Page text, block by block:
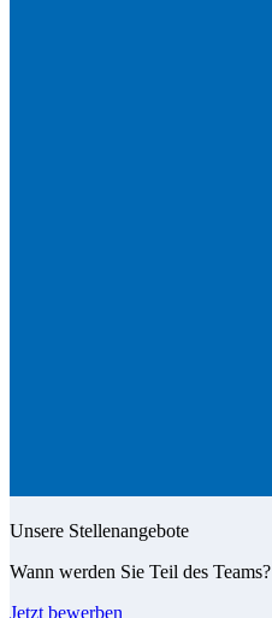
Unsere Stellenangebote
Wann werden Sie Teil des Teams?
Jetzt bewerben